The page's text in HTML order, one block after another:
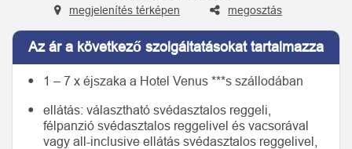
megjelenítés térképen
megosztás
Az ár a következő szolgáltatásokat tartalmazza
1 – 7 x éjszaka a Hotel Venus ***s szállodában
ellátás: választható svédasztalos reggeli,
félpanzió svédasztalos reggelivel és vacsorával
vagy all-inclusive ellátás svédasztalos reggelivel,